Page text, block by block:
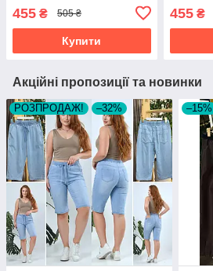
455 ₴ 505 ₴
Купити
455₴
Акційні пропозиції та новинки
РОЗПРОДАЖ! –32% –15%